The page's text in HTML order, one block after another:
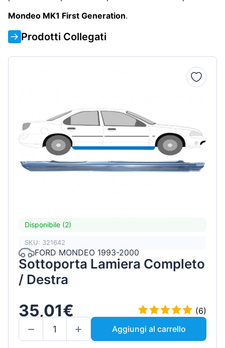
Mondeo MK1 First Generation.
Prodotti Collegati
Disponibile (2)
SKU: 321642
FORD MONDEO 1993-2000
Sottoporta Lamiera Completo
/ Destra
35,01€
(6)
Aggiungi al carrello